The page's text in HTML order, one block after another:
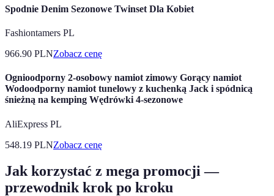
Spodnie Denim Sezonowe Twinset Dla Kobiet
Fashiontamers PL
966.90 PLNZobacz cenę
Ognioodporny 2-osobowy namiot zimowy Gorący namiot
Wodoodporny namiot tunelowy z kuchenką Jack i spódnicą
śnieżną na kemping Wędrówki 4-sezonowe
AliExpress PL
548.19 PLNZobacz cenę
Jak korzystać z mega promocji —
przewodnik krok po kroku